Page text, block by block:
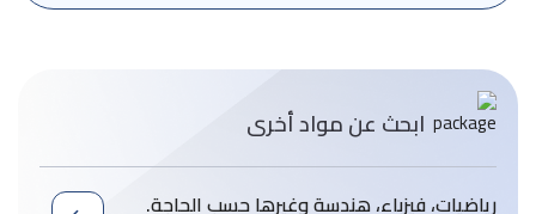
ابحث عن مواد أخرى
رياضيات، فيزباء، هندسة وغيرها حسب الحاجة.